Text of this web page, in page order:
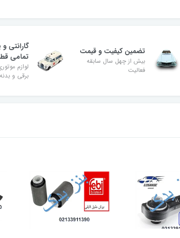
تضمین کیفیت و قیمت
بیش از چهل سال سابقه
فعالیت
گارانتی
تمامی
لوازم
برقی و